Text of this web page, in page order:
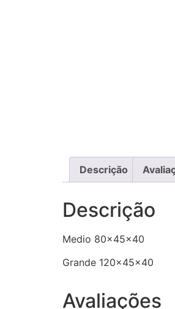
Descrição
Descrição
Medio 80x45x40
Grande 120x45x40
Avaliações